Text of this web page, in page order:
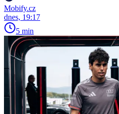
Mobify.cz
dnes, 19:17
5 min